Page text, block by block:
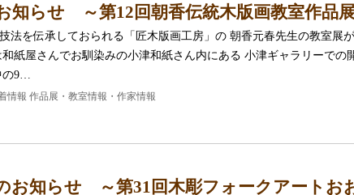
知らせ ～第12回朝香伝統木版画教室作品
法を伝承しておられる「匠木版画工房」の 朝香元春先生の教室展
紙屋さんでお馴染みの小津和紙さん内にある 小津ギャラリーでの
9…
情報 作品展・教室情報・作家情報
お知らせ ～第31回木彫フォークアートお